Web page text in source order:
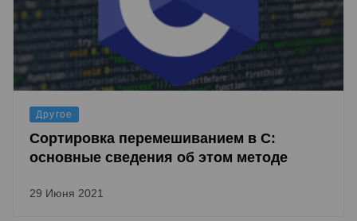
Другое
Сортировка перемешиванием в C:
основные сведения об этом методе
29 Июня 2021